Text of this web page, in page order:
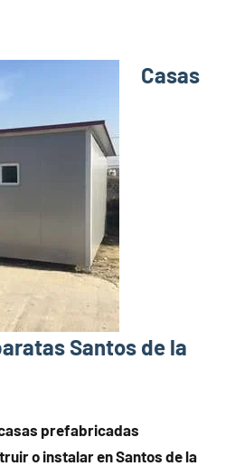
Casas
Santos de la
prefabricadas
o instalar en Santos de la